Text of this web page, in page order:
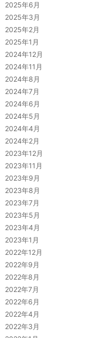
2025年6月
2025年3月
2025年2月
2025年1月
2024年12月
2024年11月
2024年8月
2024年7月
2024年6月
2024年5月
2024年4月
2024年2月
2023年12月
2023年11月
2023年9月
2023年8月
2023年7月
2023年5月
2023年4月
2023年1月
2022年12月
2022年9月
2022年8月
2022年7月
2022年6月
2022年4月
2022年3月